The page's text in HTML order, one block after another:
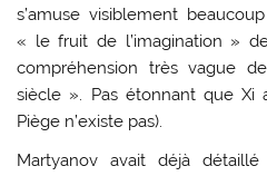
s’amuse visiblement
« le fruit de l’imagination »
compréhension très vague
siècle ». Pas étonnant que
Piège n’existe pas).
Martyanov avait déjà